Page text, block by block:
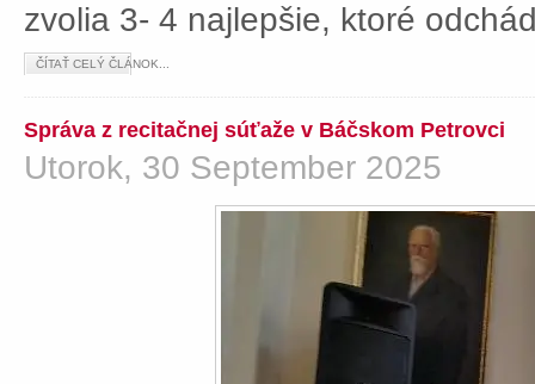
zvolia 3- 4 najlepšie, ktoré
ČÍTAŤ CELÝ ČLÁNOK...
Správa z recitačnej súťaže v Báčskom Petrovci
Utorok, 30 September 2025